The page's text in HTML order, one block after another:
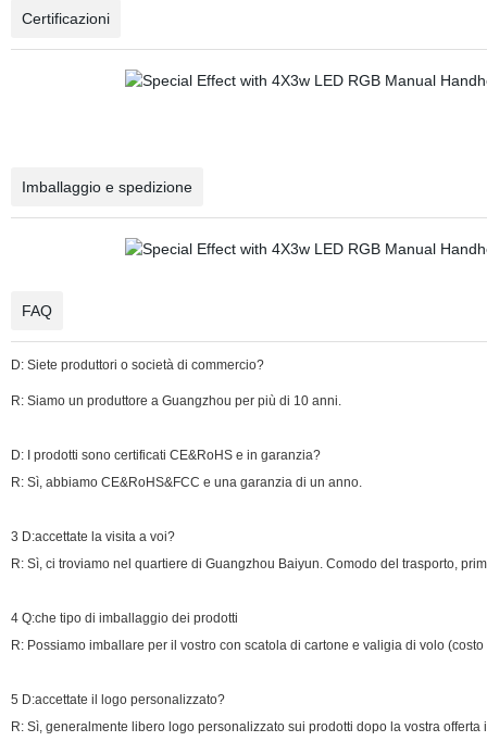
Certificazioni
Imballaggio e spedizione
FAQ
D: Siete produttori o società di commercio?
R: Siamoun produttore a Guangzhou per più di 10 anni.
D: I prodotti sono certificati CE&RoHS e in garanzia?
R: Sì, abbiamo CE&RoHS&FCC e una garanzia di un anno.
3 D:accettate la visita a voi?
R: Sì, ci troviamo nel quartiere di Guangzhou Baiyun. Comodo del trasporto,
4 Q:che tipo di imballaggio dei prodotti
R: Possiamo imballare per il vostro con scatola di cartone e valigia di volo
5 D:accettate il logo personalizzato?
R: Sì, generalmente libero logo personalizzato sui prodotti dopo la vostra